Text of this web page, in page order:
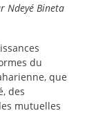
Ndeyé Bineta
du
que
des
mutuelles